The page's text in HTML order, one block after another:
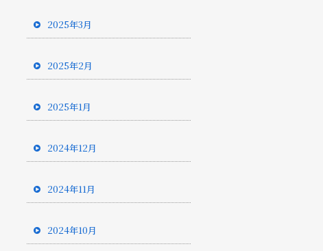
2025年3月
2025年2月
2025年1月
2024年12月
2024年11月
2024年10月